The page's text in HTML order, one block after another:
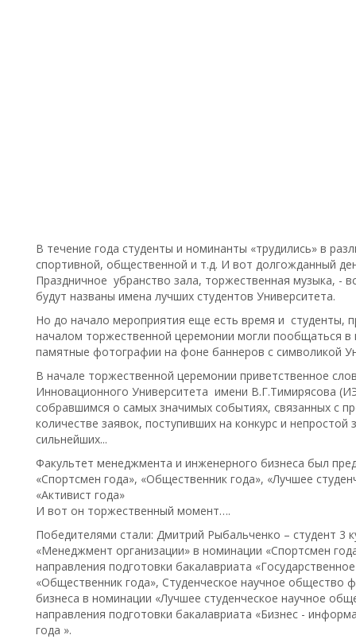
В течение года студенты и номинанты «трудились» в
спортивной, общественной и т.д. И вот долгожданный
Праздничное убранство зала, торжественная музыка, -
будут названы имена лучших студентов Университета.
Но до начало мероприятия еще есть время и студенты,
началом торжественной церемонии могли пообщаться
памятные фотографии на фоне баннеров с символикой
В начале торжественной церемонии приветственное
Инновационного Университета имени В.Г.Тимирясова
собравшимся о самых значимых событиях, связанных с
количестве заявок, поступивших на конкурс и
сильнейших...
Факультет менеджмента и инженерного бизнеса был
«Спортсмен года», «Общественник года», «Лучшее
«Активист года»
И вот он торжественный момент….
Победителями стали: Дмитрий Рыбальченко – студент 3
«Менеджмент организации» в номинации «Спортсмен
направления подготовки бакалавриата
«Общественник года», Студенческое научное общество
бизнеса в номинации «Лучшее студенческое научное
направления подготовки бакалавриата «Бизнес -
года ».